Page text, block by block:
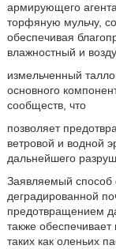
армирующего
торфяную мульчу,
обеспечивая
влажностный и
измельченный
основного
сообществ, что
позволяет
ветровой и водной
дальнейшего
Заявляемый способ
деградированной
предотвращением
также обеспечивает
таких как оленьих